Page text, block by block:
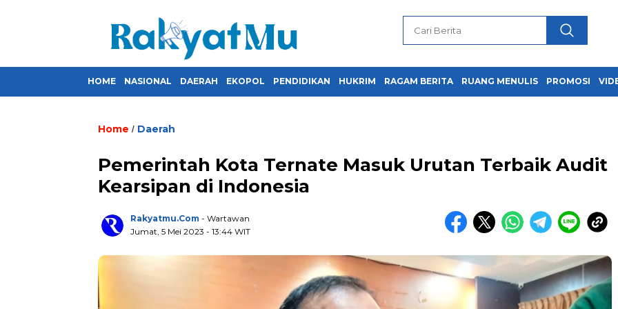
HOME NASIONAL DAERAH EKOPOL PENDIDIKAN HUKRIM RAGAM BERITA RUANG MENULIS PROMOSI
Home / Daerah
Pemerintah Kota Ternate Masuk Urutan Terbaik Audit
Kearsipan di Indonesia
Rakyatmu.com - Wartawan
Jumat, 5 Mei 2023 - 13:44 WIT